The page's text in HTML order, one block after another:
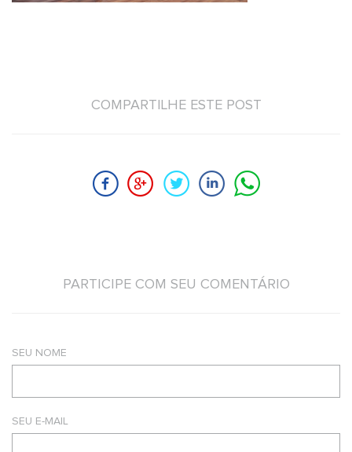
COMPARTILHE ESTE POST
PARTICIPE COM SEU COMENTÁRIO
SEU NOME
SEU E-MAIL